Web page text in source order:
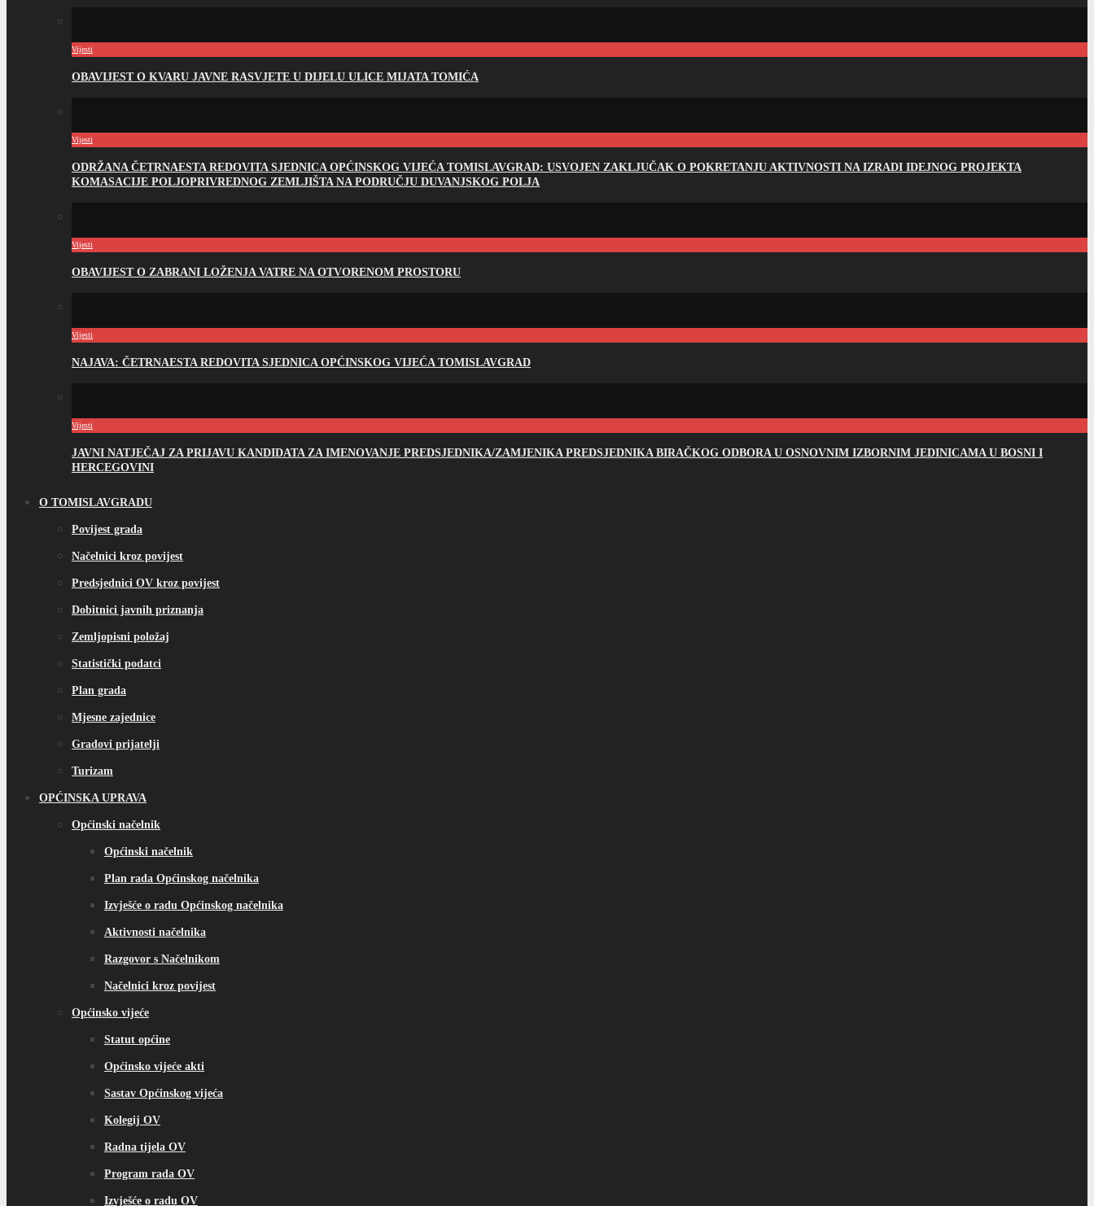
Vijesti
OBAVIJEST O KVARU JAVNE RASVJETE U DIJELU ULICE MIJATA TOMIĆA
Vijesti
ODRŽANA ČETRNAESTA REDOVITA SJEDNICA OPĆINSKOG VIJEĆA TOMISLAVGRAD: USVOJEN ZAKLJUČAK O POKRETANJU AKTIVNOSTI NA IZRADI IDEJNOG PROJEKTA
KOMASACIJE POLJOPRIVREDNOG ZEMLJIŠTA NA PODRUČJU DUVANJSKOG POLJA
Vijesti
OBAVIJEST O ZABRANI LOŽENJA VATRE NA OTVORENOM PROSTORU
Vijesti
NAJAVA: ČETRNAESTA REDOVITA SJEDNICA OPĆINSKOG VIJEĆA TOMISLAVGRAD
Vijesti
JAVNI NATJEČAJ ZA PRIJAVU KANDIDATA ZA IMENOVANJE PREDSJEDNIKA/ZAMJENIKA PREDSJEDNIKA BIRAČKOG ODBORA U OSNOVNIM IZBORNIM JEDINICAMA U BOSNI I
HERCEGOVINI
O TOMISLAVGRADU
Povijest grada
Načelnici kroz povijest
Predsjednici OV kroz povijest
Dobitnici javnih priznanja
Zemljopisni položaj
Statistički podatci
Plan grada
Mjesne zajednice
Gradovi prijatelji
Turizam
OPĆINSKA UPRAVA
Općinski načelnik
Općinski načelnik
Plan rada Općinskog načelnika
Izvješće o radu Općinskog načelnika
Aktivnosti načelnika
Razgovor s Načelnikom
Načelnici kroz povijest
Općinsko vijeće
Statut općine
Općinsko vijeće akti
Sastav Općinskog vijeća
Kolegij OV
Radna tijela OV
Program rada OV
Izvješće o radu OV